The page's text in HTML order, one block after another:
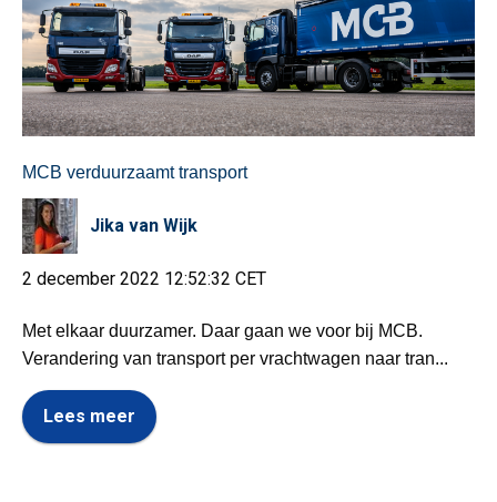
MCB verduurzaamt transport
Jika van Wijk
2 december 2022 12:52:32 CET
Met elkaar duurzamer. Daar gaan we voor bij MCB.
Verandering van transport per vrachtwagen naar tran...
Lees meer